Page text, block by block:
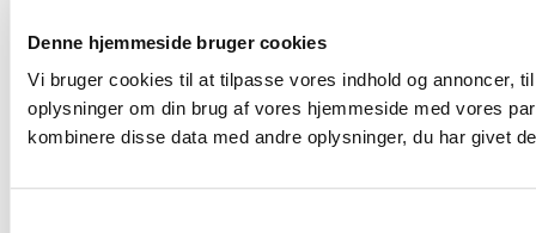
Denne hjemmeside bruger cookies
Vi bruger cookies til at tilpasse vores indhold og annoncer,
oplysninger om din brug af vores hjemmeside med vores
kombinere disse data med andre oplysninger, du har givet